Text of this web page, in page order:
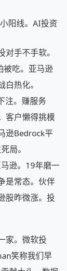
阳线。AI投资
手不手软。
被吃。亚马逊
热化。
注。赚服务
客户懒得挑模
逊Bedrock平
局。
逊。19年磨一
是常态。伙伴
股昨微涨。投
家。微软投
笑称我们早